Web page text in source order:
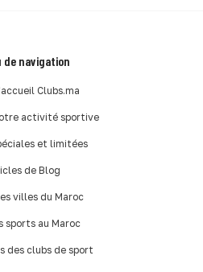
de navigation
Clubs.ma
activité sportive
et limitées
de Blog
villes du Maroc
sports au Maroc
des clubs de sport